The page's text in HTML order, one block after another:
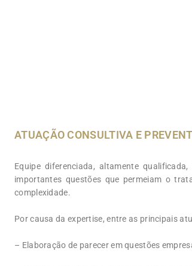
ATUAÇÃO CONSULTIVA E
Equipe diferenciada, altamente
importantes questões que permeiam o
complexidade.
Por causa da expertise, entre as principais
– Elaboração de parecer em questões